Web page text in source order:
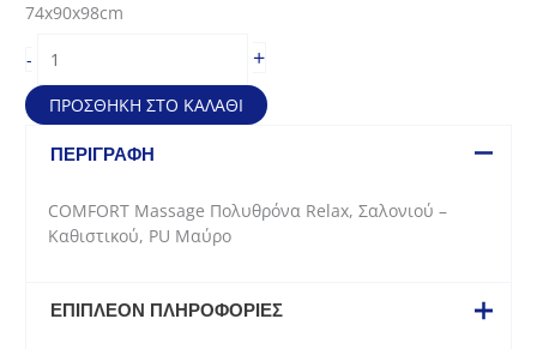
74x90x98cm
-
Massage
Πολυθρόνα
Relax,
Σαλονιού
PU
Μαύρο
+
ΠΡΟΣΘΉΚΗ ΣΤΟ ΚΑΛΆΘΙ
ΠΕΡΙΓΡΑΦΉ
COMFORT Massage Πολυθρόνα Relax, Σαλονιού –
Καθιστικού, PU Μαύρο
ΕΠΙΠΛΈΟΝ ΠΛΗΡΟΦΟΡΊΕΣ